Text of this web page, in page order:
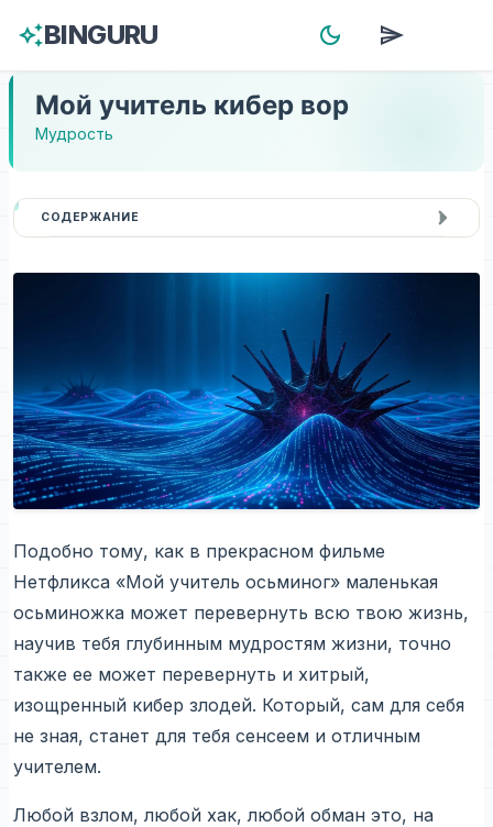
auto_awesomeBINGURU dark_mode send
Мой учитель кибер вор
Мудрость
СОДЕРЖАНИЕ
Подобно тому, как в прекрасном фильме
Нетфликса «Мой учитель осьминог» маленькая
осьминожка может перевернуть всю твою жизнь,
научив тебя глубинным мудростям жизни, точно
также ее может перевернуть и хитрый,
изощренный кибер злодей. Который, сам для себя
не зная, станет для тебя сенсеем и отличным
учителем.
Любой взлом, любой хак, любой обман это, на